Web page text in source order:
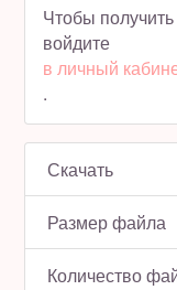
Цифровые
Полезное
Для магазинов
Порция
Чтобы
войдите
в личный
.
Скачать
Размер файла
Количество